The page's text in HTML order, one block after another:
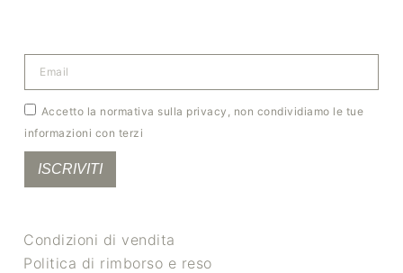
Accetto la normativa sulla privacy, non condividiamo le tue
informazioni con terzi
ISCRIVITI
Condizioni di vendita
Politica di rimborso e reso